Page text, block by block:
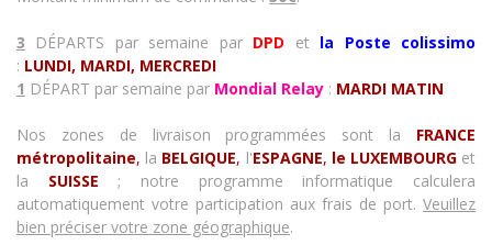
3 DÉPARTS par semaine par DPD et la
Poste colissimo
: LUNDI, MARDI, MERCREDI
1 DÉPART par semaine par Mondial Relay : MARDI MATIN
Nos zones de livraison programmées sont la FRANCE
métropolitaine, la BELGIQUE, l'ESPAGNE, le LUXEMBOURGet
la SUISSE ; notre programme informatique calculera
automatiquement votre participation aux frais de port. Veuillez
bien préciser votre zone géographique.